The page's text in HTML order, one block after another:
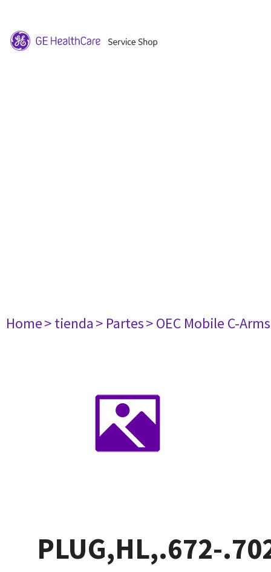
Home> tienda> Partes> OEC Mobile C-Arms
PLUG,HL,.672-